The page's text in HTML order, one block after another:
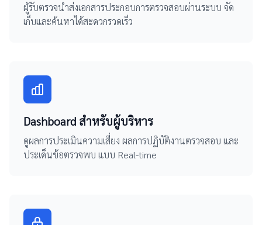
ผู้รับตรวจนำส่งเอกสารประกอบการตรวจสอบผ่านระบบ จัด
เก็บและค้นหาได้สะดวกรวดเร็ว
Dashboard สำหรับผู้บริหาร
ดูผลการประเมินความเสี่ยง ผลการปฏิบัติงานตรวจสอบ และ
ประเด็นข้อตรวจพบ แบบ Real-time